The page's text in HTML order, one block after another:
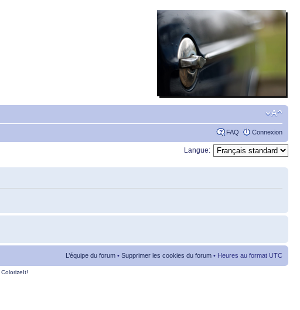
FAQ Connexion
Langue:
L’équipe du forum • Supprimer les cookies du forum • Heures au format UTC
ColorizeIt!